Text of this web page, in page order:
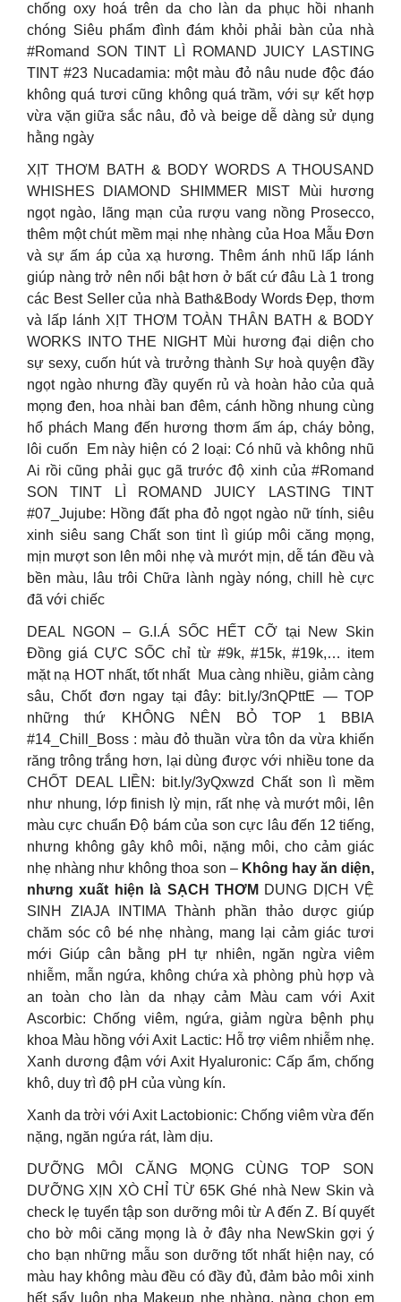
chống oxy hoá trên da cho làn da phục hồi nhanh
chóng Siêu phẩm đình đám khỏi phải bàn của nhà
#Romand SON TINT LÌ ROMAND JUICY LASTING
TINT #23 Nucadamia: một màu đỏ nâu nude độc đáo
không quá tươi cũng không quá trầm, với sự kết hợp
vừa vặn giữa sắc nâu, đỏ và beige dễ dàng sử dụng
hằng ngày
XỊT THƠM BATH & BODY WORDS A THOUSAND
WHISHES DIAMOND SHIMMER MIST Mùi hương
ngọt ngào, lãng mạn của rượu vang nồng Prosecco,
thêm một chút mềm mại nhẹ nhàng của Hoa Mẫu Đơn
và sự ấm áp của xạ hương. Thêm ánh nhũ lấp lánh
giúp nàng trở nên nổi bật hơn ở bất cứ đâu Là 1 trong
các Best Seller của nhà Bath&Body Words Đẹp, thơm
và lấp lánh XỊT THƠM TOÀN THÂN BATH & BODY
WORKS INTO THE NIGHT Mùi hương đại diện cho
sự sexy, cuốn hút và trưởng thành Sự hoà quyện đầy
ngọt ngào nhưng đầy quyến rủ và hoàn hảo của quả
mọng đen, hoa nhài ban đêm, cánh hồng nhung cùng
hổ phách Mang đến hương thơm ấm áp, cháy bỏng,
lôi cuốn ️ Em này hiện có 2 loại: Có nhũ và không nhũ
Ai rồi cũng phải gục gã trước độ xinh của #Romand
SON TINT LÌ ROMAND JUICY LASTING TINT
#07_Jujube: Hồng đất pha đỏ ngọt ngào nữ tính, siêu
xinh siêu sang Chất son tint lì giúp môi căng mọng,
mịn mượt son lên môi nhẹ và mướt mịn, dễ tán đều và
bền màu, lâu trôi Chữa lành ngày nóng, chill hè cực
đã với chiếc
DEAL NGON – G.I.Á SỐC HẾT CỠ tại New Skin
Đồng giá CỰC SỐC chỉ từ #9k, #15k, #19k,… item
mặt nạ HOT nhất, tốt nhất ️ Mua càng nhiều, giảm càng
sâu, Chốt đơn ngay tại đây: bit.ly/3nQPttE — TOP
những thứ KHÔNG NÊN BỎ TOP 1 BBIA
#14_Chill_Boss : màu đỏ thuần vừa tôn da vừa khiến
răng trông trắng hơn, lại dùng được với nhiều tone da
CHỐT DEAL LIỀN: bit.ly/3yQxwzd Chất son lì mềm
như nhung, lớp finish lỳ mịn, rất nhẹ và mướt môi, lên
màu cực chuẩn Độ bám của son cực lâu đến 12 tiếng,
nhưng không gây khô môi, nặng môi, cho cảm giác
nhẹ nhàng như không thoa son – Không hay ăn diện,
nhưng xuất hiện là SẠCH THƠM DUNG DỊCH VỆ
SINH ZIAJA INTIMA Thành phần thảo dược giúp
chăm sóc cô bé nhẹ nhàng, mang lại cảm giác tươi
mới Giúp cân bằng pH tự nhiên, ngăn ngừa viêm
nhiễm, mẫn ngứa, không chứa xà phòng phù hợp và
an toàn cho làn da nhạy cảm Màu cam với Axit
Ascorbic: Chống viêm, ngứa, giảm ngừa bệnh phụ
khoa Màu hồng với Axit Lactic: Hỗ trợ viêm nhiễm nhẹ.
Xanh dương đậm với Axit Hyaluronic: Cấp ẩm, chống
khô, duy trì độ pH của vùng kín.
Xanh da trời với Axit Lactobionic: Chống viêm vừa đến
nặng, ngăn ngứa rát, làm dịu.
DƯỠNG MÔI CĂNG MỌNG CÙNG TOP SON
DƯỠNG XỊN XÒ CHỈ TỪ 65K Ghé nhà New Skin và
check lẹ tuyển tập son dưỡng môi từ A đến Z. Bí quyết
cho bờ môi căng mọng là ở đây nha NewSkin gợi ý
cho bạn những mẫu son dưỡng tốt nhất hiện nay, có
màu hay không màu đều có đầy đủ, đảm bảo môi xinh
hết sẩy luôn nha Makeup nhẹ nhàng, nàng chọn em